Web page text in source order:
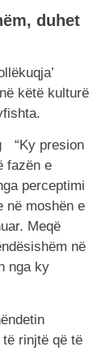
duhet
këtë kulturë
“Ky presion
fazën e
perceptimi
në moshën e
Meqë
në
nga ky
rinjtë që të